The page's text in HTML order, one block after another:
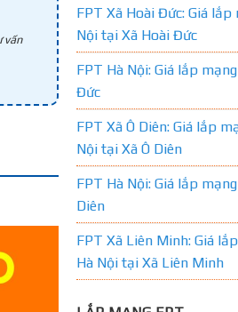
vấn
FPT Xã Hoài Đức: Giá lắp
Nội tại Xã Hoài Đức
FPT Hà Nội: Giá lắp
Đức
FPT Xã Ô Diên: Giá lắp
Nội tại Xã Ô Diên
FPT Hà Nội: Giá lắp
Diên
FPT Xã Liên Minh: Giá
Hà Nội tại Xã Liên Minh